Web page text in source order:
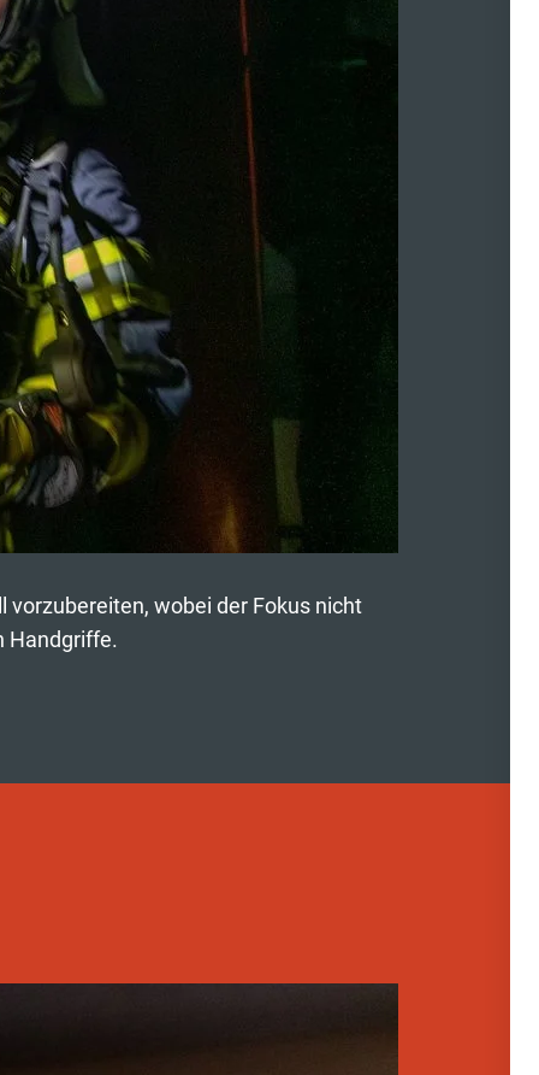
wobei der Fokus nicht
Handgriffe.